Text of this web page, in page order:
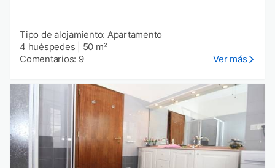
Tipo de alojamiento: Apartamento
4 huéspedes
50 m²
Comentarios: 9
Ver más